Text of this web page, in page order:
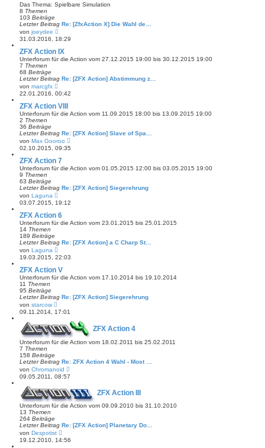
r
B
e
i
t
r
g
Das Thema: Spielbare Simulation
8 Themen
103 Beiträge
Letzter Beitrag Re: [ZfxAction X] Die Wahl de…
von joeydee
e
u
e
s
B
i
r
a
31.03.2016, 18:29
ZFX Action IX
Unterforum für die Action vom 27.12.2015 19:00 bis 30.12.2015 19:00
7 Themen
68 Beiträge
Letzter Beitrag Re: [ZFX Action] Abstimmung z…
von marcgfx
e
u
e
s
t
B
e
i
r
a
22.01.2016, 00:42
ZFX Action VIII
Unterforum für die Action vom 11.09.2015 18:00 bis 13.09.2015 19:00
2 Themen
36 Beiträge
Letzter Beitrag Re: [ZFX Action] Slave of Spa…
von Max Gooroo
e
u
s
t
B
i
a
02.10.2015, 09:35
ZFX Action 7
Unterforum für die Action vom 01.05.2015 12:00 bis 03.05.2015 19:00
9 Themen
63 Beiträge
Letzter Beitrag Re: [ZFX Action] Siegerehrung
von Laguna
e
u
e
s
t
B
i
r
a
03.07.2015, 19:12
ZFX Action 6
Unterforum für die Action vom 23.01.2015 bis 25.01.2015
14 Themen
189 Beiträge
Letzter Beitrag Re: [ZFX Action] a C Charp St…
von Laguna
e
u
e
s
t
B
r
a
g
19.03.2015, 22:03
ZFX Action V
Unterforum für die Action vom 17.10.2014 bis 19.10.2014
11 Themen
95 Beiträge
Letzter Beitrag Re: [ZFX Action] Siegerehrung
von starcow
e
u
s
t
e
e
i
t
a
g
09.11.2014, 17:01
ZFX Action 4
Unterforum für die Action vom 18.02.2011 bis 25.02.2011
7 Themen
158 Beiträge
Letzter Beitrag Re: ZFX Action 4 Wahl - Most …
von Chromanoid
e
s
t
e
e
t
09.05.2011, 08:57
ZFX Action III
Unterforum für die Action vom 09.09.2010 bis 31.10.2010
13 Themen
264 Beiträge
Letzter Beitrag Re: [ZFX Action] Planetary Do…
von Despotist
e
u
19.12.2010, 14:56